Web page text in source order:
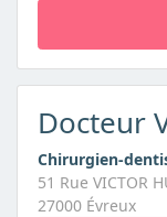
Docteur
Chirurgien-
51 Rue VICTOR
27000 Évreux